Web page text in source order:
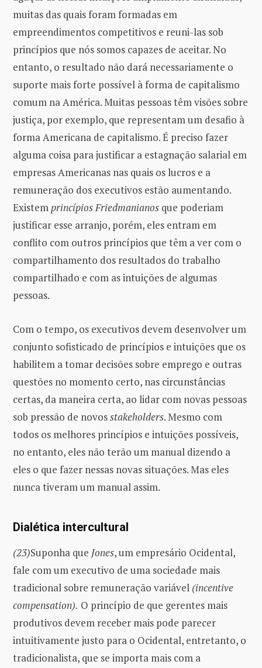
muitas das quais foram formadas em
empreendimentos competitivos e reuni-las sob
princípios que nós somos capazes de aceitar. No
entanto, o resultado não dará necessariamente o
suporte mais forte possível à forma de capitalismo
comum na América. Muitas pessoas têm visões sobre
justiça, por exemplo, que representam um desafio à
forma Americana de capitalismo. É preciso fazer
alguma coisa para justificar a estagnação salarial em
empresas Americanas nas quais os lucros e a
remuneração dos executivos estão aumentando.
Existemprincípios Friedmanianos que poderiam
justificar esse arranjo, porém, eles entram em
conflito com outros princípios que têm a ver com o
compartilhamento dos resultados do trabalho
compartilhado e com as intuições de algumas
pessoas.
Com o tempo, os executivos devem desenvolver um
conjunto sofisticado de princípios e intuições que os
habilitem a tomar decisões sobre emprego e outras
questões no momento certo, nas circunstâncias
certas, da maneira certa, ao lidar com novas pessoas
sob pressão de novosstakeholders. Mesmo com
todos os melhores princípios e intuições possíveis,
no entanto, eles não terão um manual dizendo a
eles o que fazer nessas novas situações. Mas eles
nunca tiveram um manual assim.
Dialética intercultural
(23)Suponha que Jones, um empresário Ocidental,
fale com um executivo de uma sociedade mais
tradicional sobre remuneração variável (incentive
compensation). O princípio de que gerentes mais
produtivos devem receber mais pode parecer
intuitivamente justo para o Ocidental, entretanto, o
tradicionalista, que se importa mais com a